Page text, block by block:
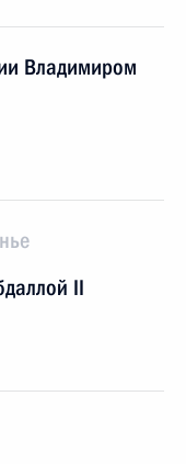
Владимиром
II